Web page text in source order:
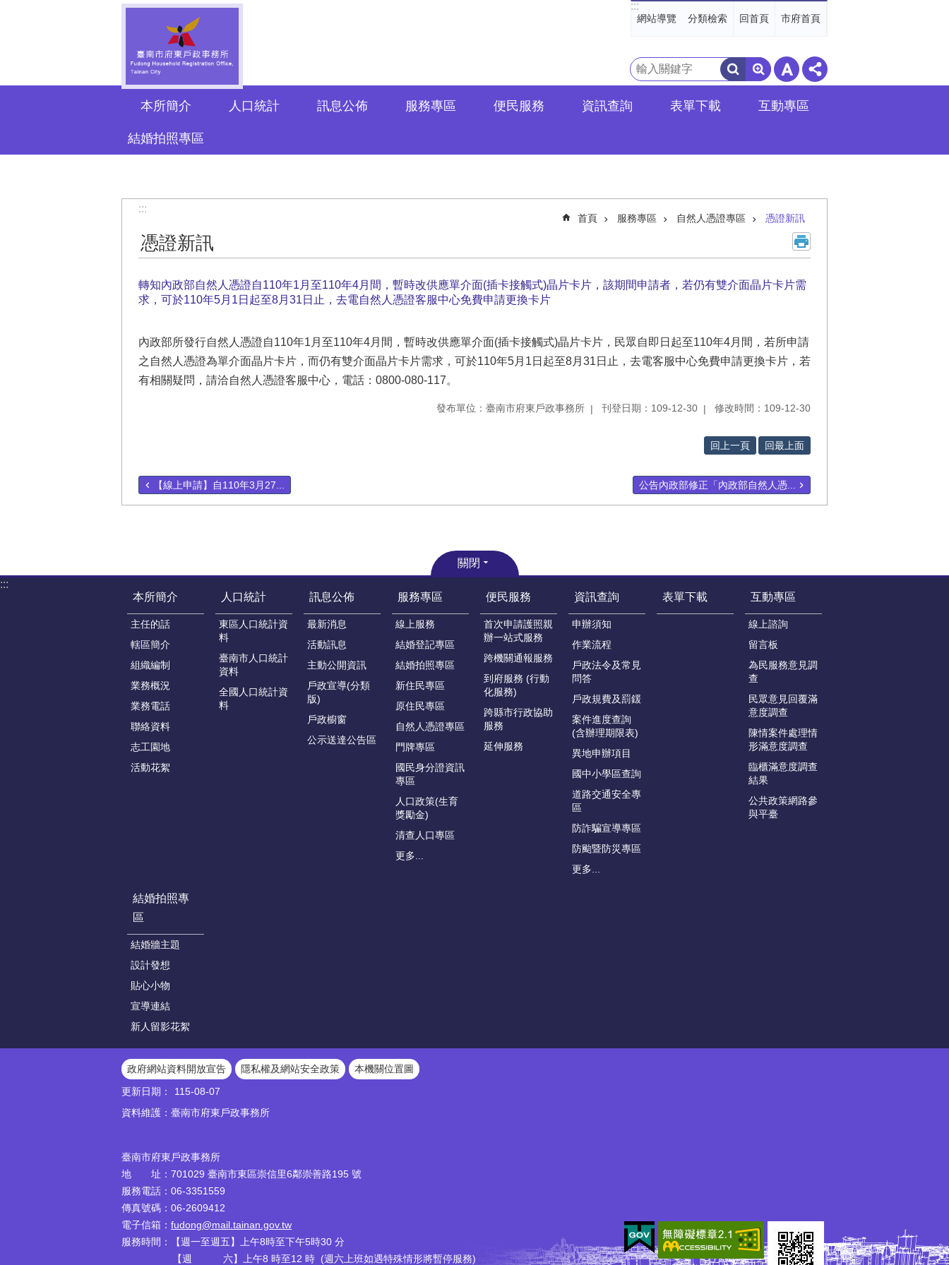
:::
網站導覽 分類檢索 回首頁 市府首頁
搜
尋
本所簡介 人口統計 訊息公佈 服務專區 便民服務 資訊查詢 表單下載 互動專區
結婚拍照專區
:::
首頁 服務專區 自然人憑證專區 憑證新訊
憑證新訊
轉知內政部自然人憑證自110年1月至110年4月間，暫時改供應單介面(插卡接觸式)晶片卡片，該期間申請者，若仍有雙介面晶片卡片需
求，可於110年5月1日起至8月31日止，去電自然人憑證客服中心免費申請更換卡片
內政部所發行自然人憑證自110年1月至110年4月間，暫時改供應單介面(插卡接觸式)晶片卡片，民眾自即日起至110年4月間，若所申請
之自然人憑證為單介面晶片卡片，而仍有雙介面晶片卡片需求，可於110年5月1日起至8月31日止，去電客服中心免費申請更換卡片，若
有相關疑問，請洽自然人憑證客服中心，電話：0800-080-117。
發布單位：臺南市府東戶政事務所 刊登日期：109-12-30 修改時間：109-12-30
回上一頁 回最上面
【線上申請】自110年3月27... 公告內政部修正「內政部自然人憑...
關閉
:::
本所簡介
主任的話
轄區簡介
組織編制
業務概況
業務電話
聯絡資料
志工園地
活動花絮
人口統計
東區人口統計資
料
臺南市人口統計
資料
全國人口統計資
料
訊息公佈
最新消息
活動訊息
主動公開資訊
戶政宣導(分類
版)
戶政櫥窗
公示送達公告區
服務專區
線上服務
結婚登記專區
結婚拍照專區
新住民專區
原住民專區
自然人憑證專區
門牌專區
國民身分證資訊
專區
人口政策(生育
獎勵金)
清查人口專區
更多...
便民服務
首次申請護照親
辦一站式服務
跨機關通報服務
到府服務 (行動
化服務)
跨縣市行政協助
服務
延伸服務
資訊查詢
申辦須知
作業流程
戶政法令及常見
問答
戶政規費及罰鍰
案件進度查詢
(含辦理期限表)
異地申辦項目
國中小學區查詢
道路交通安全專
區
防詐騙宣導專區
防颱暨防災專區
更多...
表單下載 互動專區
線上諮詢
留言板
為民服務意見調
查
民眾意見回覆滿
意度調查
陳情案件處理情
形滿意度調查
臨櫃滿意度調查
結果
公共政策網路參
與平臺
結婚拍照專
區
結婚牆主題
設計發想
貼心小物
宣導連結
新人留影花絮
政府網站資料開放宣告 隱私權及網站安全政策
本機關位置圖
更新日期：
115-08-07
資料維護：臺南市府東戶政事務所
臺南市府東戶政事務所
地 址：701029 臺南市東區崇信里6鄰崇善路195 號
服務電話：06-3351559
傳真號碼：06-2609412
電子信箱： fudong@mail.tainan.gov.tw
服務時間：【週一至週五】上午8時至下午5時30 分
【週 六】上午8 時至12 時 (週六上班如遇特殊情形將暫停服務)